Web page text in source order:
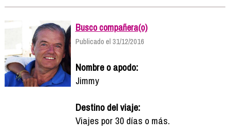
Busco compañera(o)
Publicado el 31/12/2016
Nombre o apodo:
Jimmy
Destino del viaje:
Viajes por 30 días o más.